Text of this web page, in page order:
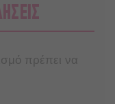
πρέπει να